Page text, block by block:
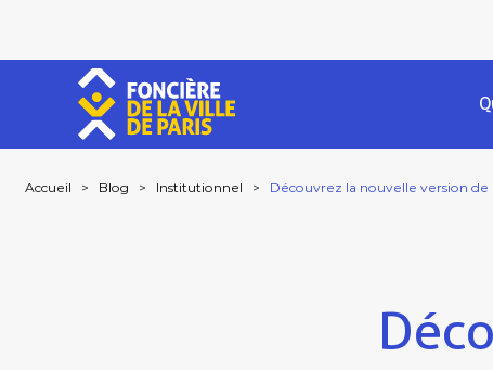
Accueil > Blog > Institutionnel > Découvrez la nouvelle version